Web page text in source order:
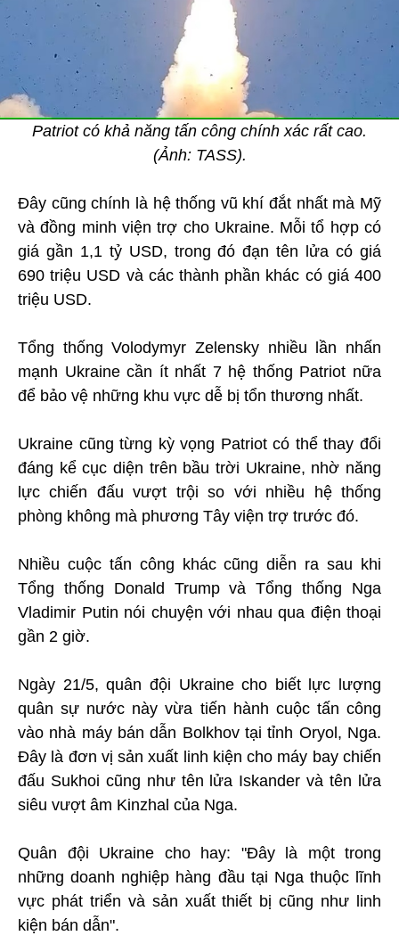
Patriot có khả năng tấn công chính xác rất cao.
(Ảnh: TASS).
Đây cũng chính là hệ thống vũ khí đắt nhất mà Mỹ
và đồng minh viện trợ cho Ukraine. Mỗi tổ hợp có
giá gần 1,1 tỷ USD, trong đó đạn tên lửa có giá
690 triệu USD và các thành phần khác có giá 400
triệu USD.
Tổng thống Volodymyr Zelensky nhiều lần nhấn
mạnh Ukraine cần ít nhất 7 hệ thống Patriot nữa
để bảo vệ những khu vực dễ bị tổn thương nhất.
Ukraine cũng từng kỳ vọng Patriot có thể thay đổi
đáng kể cục diện trên bầu trời Ukraine, nhờ năng
lực chiến đấu vượt trội so với nhiều hệ thống
phòng không mà phương Tây viện trợ trước đó.
Nhiều cuộc tấn công khác cũng diễn ra sau khi
Tổng thống Donald Trump và Tổng thống Nga
Vladimir Putin nói chuyện với nhau qua điện thoại
gần 2 giờ.
Ngày 21/5, quân đội Ukraine cho biết lực lượng
quân sự nước này vừa tiến hành cuộc tấn công
vào nhà máy bán dẫn Bolkhov tại tỉnh Oryol, Nga.
Đây là đơn vị sản xuất linh kiện cho máy bay chiến
đấu Sukhoi cũng như tên lửa Iskander và tên lửa
siêu vượt âm Kinzhal của Nga.
Quân đội Ukraine cho hay: "Đây là một trong
những doanh nghiệp hàng đầu tại Nga thuộc lĩnh
vực phát triển và sản xuất thiết bị cũng như linh
kiện bán dẫn".